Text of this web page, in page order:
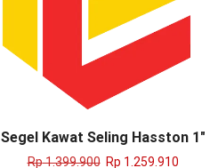
Segel Kawat Seling Hasston 1″
Rp1.399.900 Rp 1.259.910